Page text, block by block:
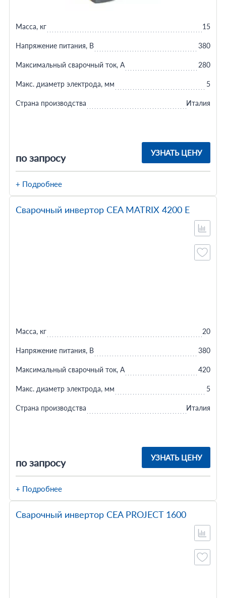
по запросу УЗНАТЬ ЦЕНУ
Масса, кг 15
Напряжение питания, В 380
Максимальный сварочный ток, А 280
Макс. диаметр электрода, мм 5
Страна производства Италия
+ Подробнее
Сварочный инвертор CEA MATRIX 4200 E
по запросу УЗНАТЬ ЦЕНУ
Масса, кг 20
Напряжение питания, В 380
Максимальный сварочный ток, А 420
Макс. диаметр электрода, мм 5
Страна производства Италия
+ Подробнее
Сварочный инвертор CEA PROJECT 1600